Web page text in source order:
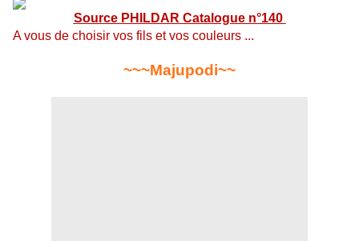
Source PHILDAR Catalogue n°140
A vous de choisir vos fils et vos couleurs ...
~~~Majupodi~~